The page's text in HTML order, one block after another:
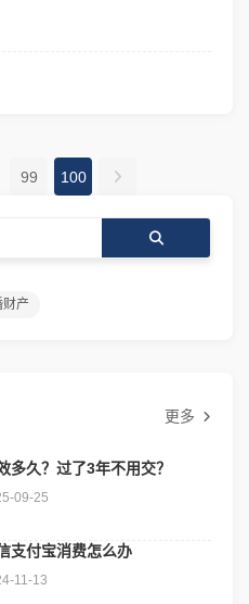
99 100
财产
更多
多久？过了3年不用交？
09-25
支付宝消费怎么办
11-13